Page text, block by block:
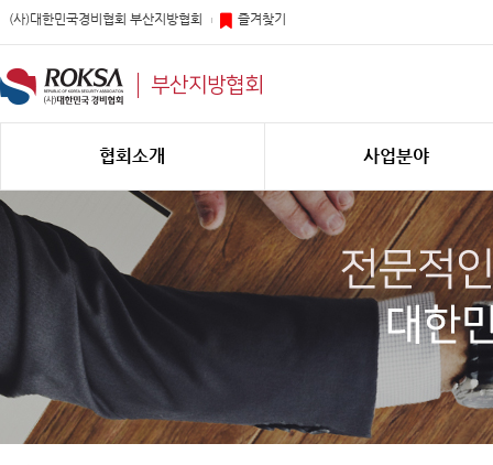
(사)대한민국경비협회 부산지방협회 즐겨찾기
부산지방협회
협회소개 사업분야